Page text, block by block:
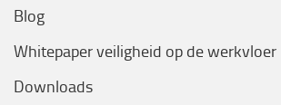
Blog
Whitepaper veiligheid op de werkvloer
Downloads